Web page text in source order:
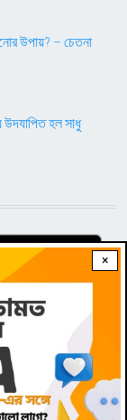
×
উপায়? – চেতনা
উদযাপিত হল সাধু